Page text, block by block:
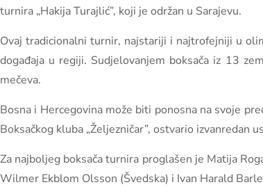
turnira „Hakija Turajlić”, koji je održan u Sarajevu.
Ovaj tradicionalni turnir, najstariji i najtrofejniji u
događaja u regiji. Sudjelovanjem boksača iz 13
mečeva.
Bosna i Hercegovina može biti ponosna na svoje
Boksačkog kluba „Željezničar”, ostvario
Za najboljeg boksača turnira proglašen je Matija
Wilmer Ekblom Olsson (Švedska) i Ivan Harald